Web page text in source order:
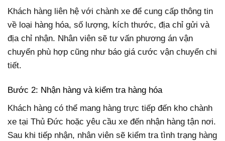
Khách hàng liên hệ với chành xe để cung cấp thông tin
về loại hàng hóa, số lượng, kích thước, địa chỉ gửi và
địa chỉ nhận. Nhân viên sẽ tư vấn phương án vận
chuyển phù hợp cũng như báo giá cước vận chuyển chi
tiết.
Bước 2: Nhận hàng và kiểm tra hàng hóa
Khách hàng có thể mang hàng trực tiếp đến kho chành
xe tại Thủ Đức hoặc yêu cầu xe đến nhận hàng tận nơi.
Sau khi tiếp nhận, nhân viên sẽ kiểm tra tình trạng hàng